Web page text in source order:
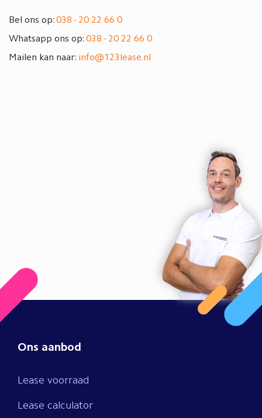
Bel ons op: 038 - 20 22 66 0
Whatsapp ons op: 038 - 20 22 66 0
Mailen kan naar: info@123lease.nl
Ons aanbod
Lease voorraad
Lease calculator